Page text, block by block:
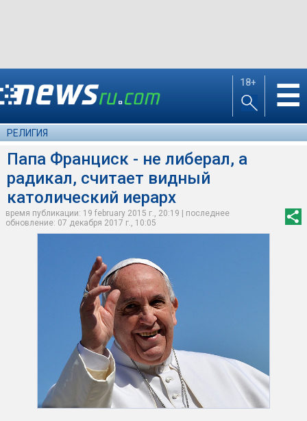
18+ ☰
РЕЛИГИЯ
Папа Франциск - не либерал, а
радикал, считает видный
католический иерарх
время публикации: 19 february 2015 г., 20:19 | последнее
обновление: 07 декабря 2017 г., 10:05